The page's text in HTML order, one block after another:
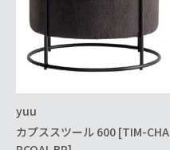
yuu
カプススツール 600 [TIM-CHA